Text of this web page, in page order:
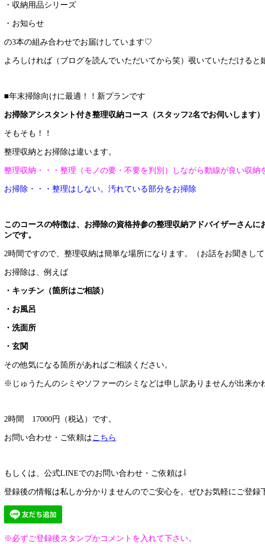
・収納用品シリーズ
・お知らせ
の3本の組み合わせでお届けしています♡
よろしければ（ブログを読んでいただいてから笑）覗いていただけると
■年末掃除向けに最適！！新プランです
お掃除アシスタント付き整理収納コース（スタッフ2名でお伺いします）
そもそも！！
整理収納とお掃除は違います。
整理収納・・・整理（モノの要・不要を判別）しながら動線が良い収納
お掃除・・・整理はしない。汚れている部分をお掃除
このコースの特徴は、お掃除の資格持参の整理収納アドバイザーさん
ンです。
2時間ですので、整理収納は簡単な場所になります。（お話をお聞きし
お掃除は、例えば
・キッチン（箇所はご相談）
・お風呂
・洗面所
・玄関
その他気になる箇所があればご相談ください。
※じゅうたんのシミやソファーのシミなどは申し訳ありませんが出来か
2時間 17000円（税込）です。
お問い合わせ・ご依頼はこちら
もしくは、公式LINEでのお問い合わせ・ご依頼は⇩
登録後の情報は私しか分かりませんのでご安心を。ぜひお気軽にご登録
※必ずご登録後スタンプかコメントを入れて下さい。